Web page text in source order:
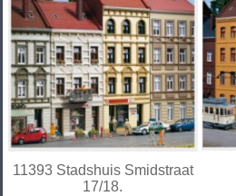
11393 Stadshuis Smidstraat
17/18.